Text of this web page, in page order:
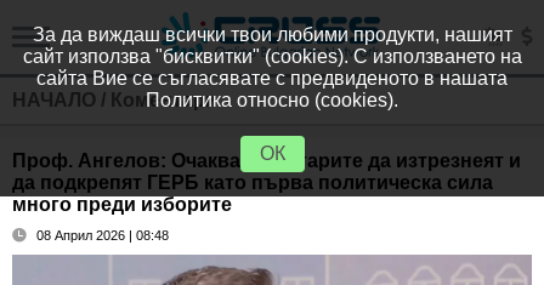
НАЧАЛО / Коментари
Проф. Ангелов: Очаквам българите да изтрезнеят и
да подкрепят ГЕРБ като първа политическа сила
много преди изборите
08 Април 2026 | 08:48
За да виждаш всички твои любими продукти, нашият
сайт използва "бисквитки" (cookies). С използването на
сайта Вие се съгласявате с предвиденото в нашата
Политика относно (cookies).
ОК